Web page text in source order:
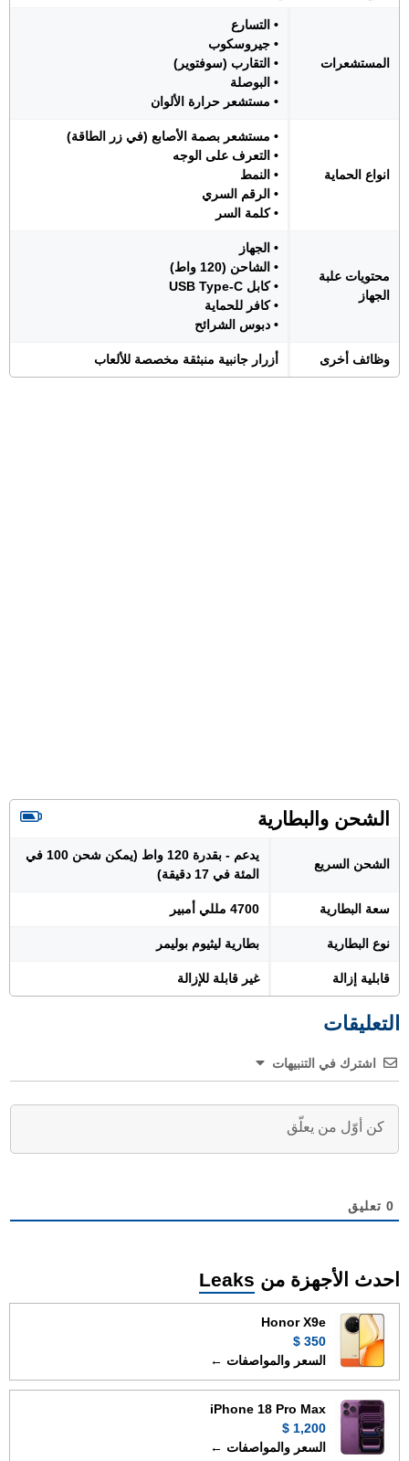
المستشعرات
• التسارع
• جيروسكوب
• التقارب (سوفتوير)
• البوصلة
• مستشعر حرارة الألوان
انواع الحماية
• مستشعر بصمة الأصابع (في زر الطاقة)
• التعرف على الوجه
• النمط
• الرقم السري
• كلمة السر
محتويات علبة
الجهاز
• الجهاز
• الشاحن (120 واط)
• كابل USB Type-C
• كافر للحماية
• دبوس الشرائح
وظائف أخرى أزرار جانبية منبثقة مخصصة للألعاب
الشحن والبطارية
الشحن السريع
يدعم - بقدرة 120 واط (يمكن شحن 100 في
المئة في 17 دقيقة)
سعة البطارية 4700 مللي أمبير
نوع البطارية بطارية ليثيوم بوليمر
قابلية إزالة غير قابلة للإزالة
التعليقات
اشترك في التنبيهات
0 تعليق
احدث الأجهزة من Leaks
Honor X9e
350 $
السعر والمواصفات ←
iPhone 18 Pro Max
1,200 $
السعر والمواصفات ←